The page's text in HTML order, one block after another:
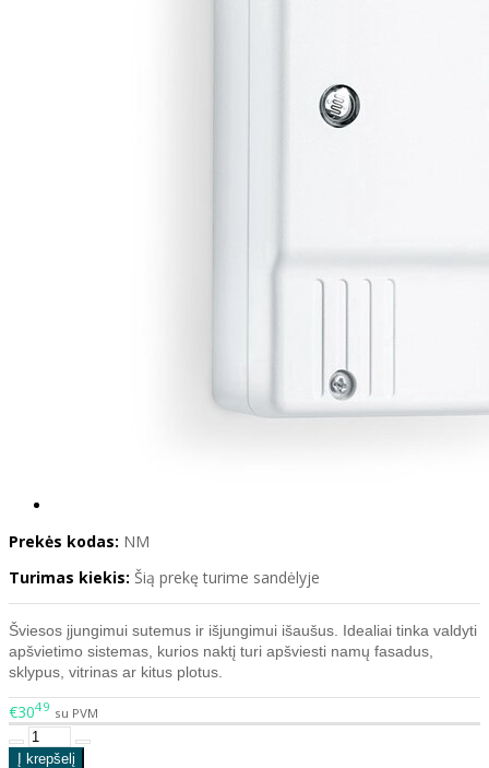
Prekės kodas: NM
Turimas kiekis: Šią prekę turime sandėlyje
Šviesos įjungimui sutemus ir išjungimui išaušus. Idealiai tinka valdyti
apšvietimo sistemas, kurios naktį turi apšviesti namų fasadus,
sklypus, vitrinas ar kitus plotus.
€3049 su PVM